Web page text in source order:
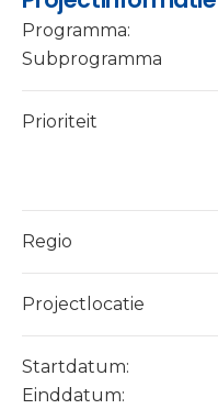
Programma:
Subprogramma
Prioriteit
Regio
Projectlocatie
Startdatum:
Einddatum: